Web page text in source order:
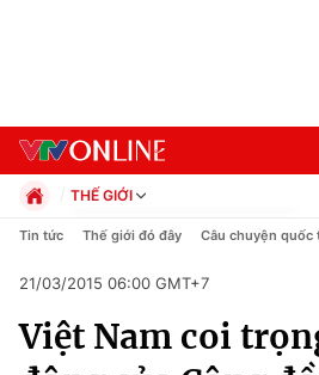
Chuyên mục
Chính trị
THẾ GIỚI
Chính trị
Pháp luật
Kinh tế
Thể thao
Tin tức Thế giới đó đây Câu chuyện quốc
21/03/2015 06:00 GMT+7
Việt Nam coi